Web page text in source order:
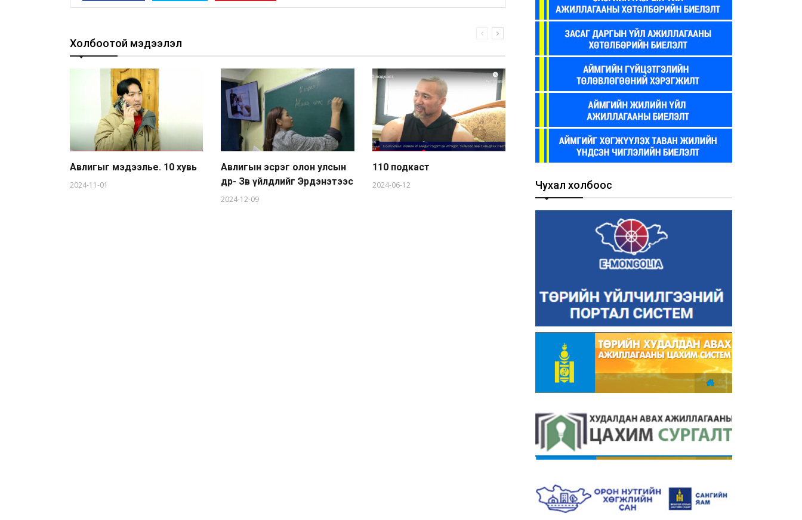
Холбоотой мэдээлэл
Авлигыг мэдээлье. 10 хувь
2024-11-01
Авлигын эсрэг олон улсын
өдөр- Зөв үйлдлийг Эрдэнэтээс
2024-12-09
110 подкаст
2024-06-12
Авлигын гэмт хэрэг гэж юу
вэ?
2024-09-26
Авлигыг хэрхэн мэдээлэх
2024-09-25
Чухал холбоос